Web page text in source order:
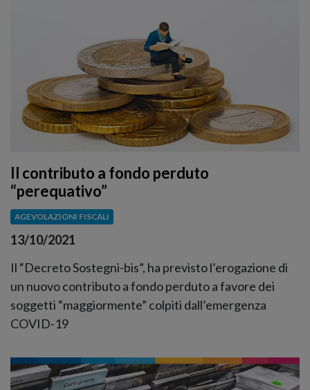
Il contributo a fondo perduto
“perequativo”
AGEVOLAZIONI FISCALI
13/10/2021
Il “Decreto Sostegni-bis”, ha previsto l’erogazione di
un nuovo contributo a fondo perduto a favore dei
soggetti “maggiormente” colpiti dall’emergenza
COVID-19